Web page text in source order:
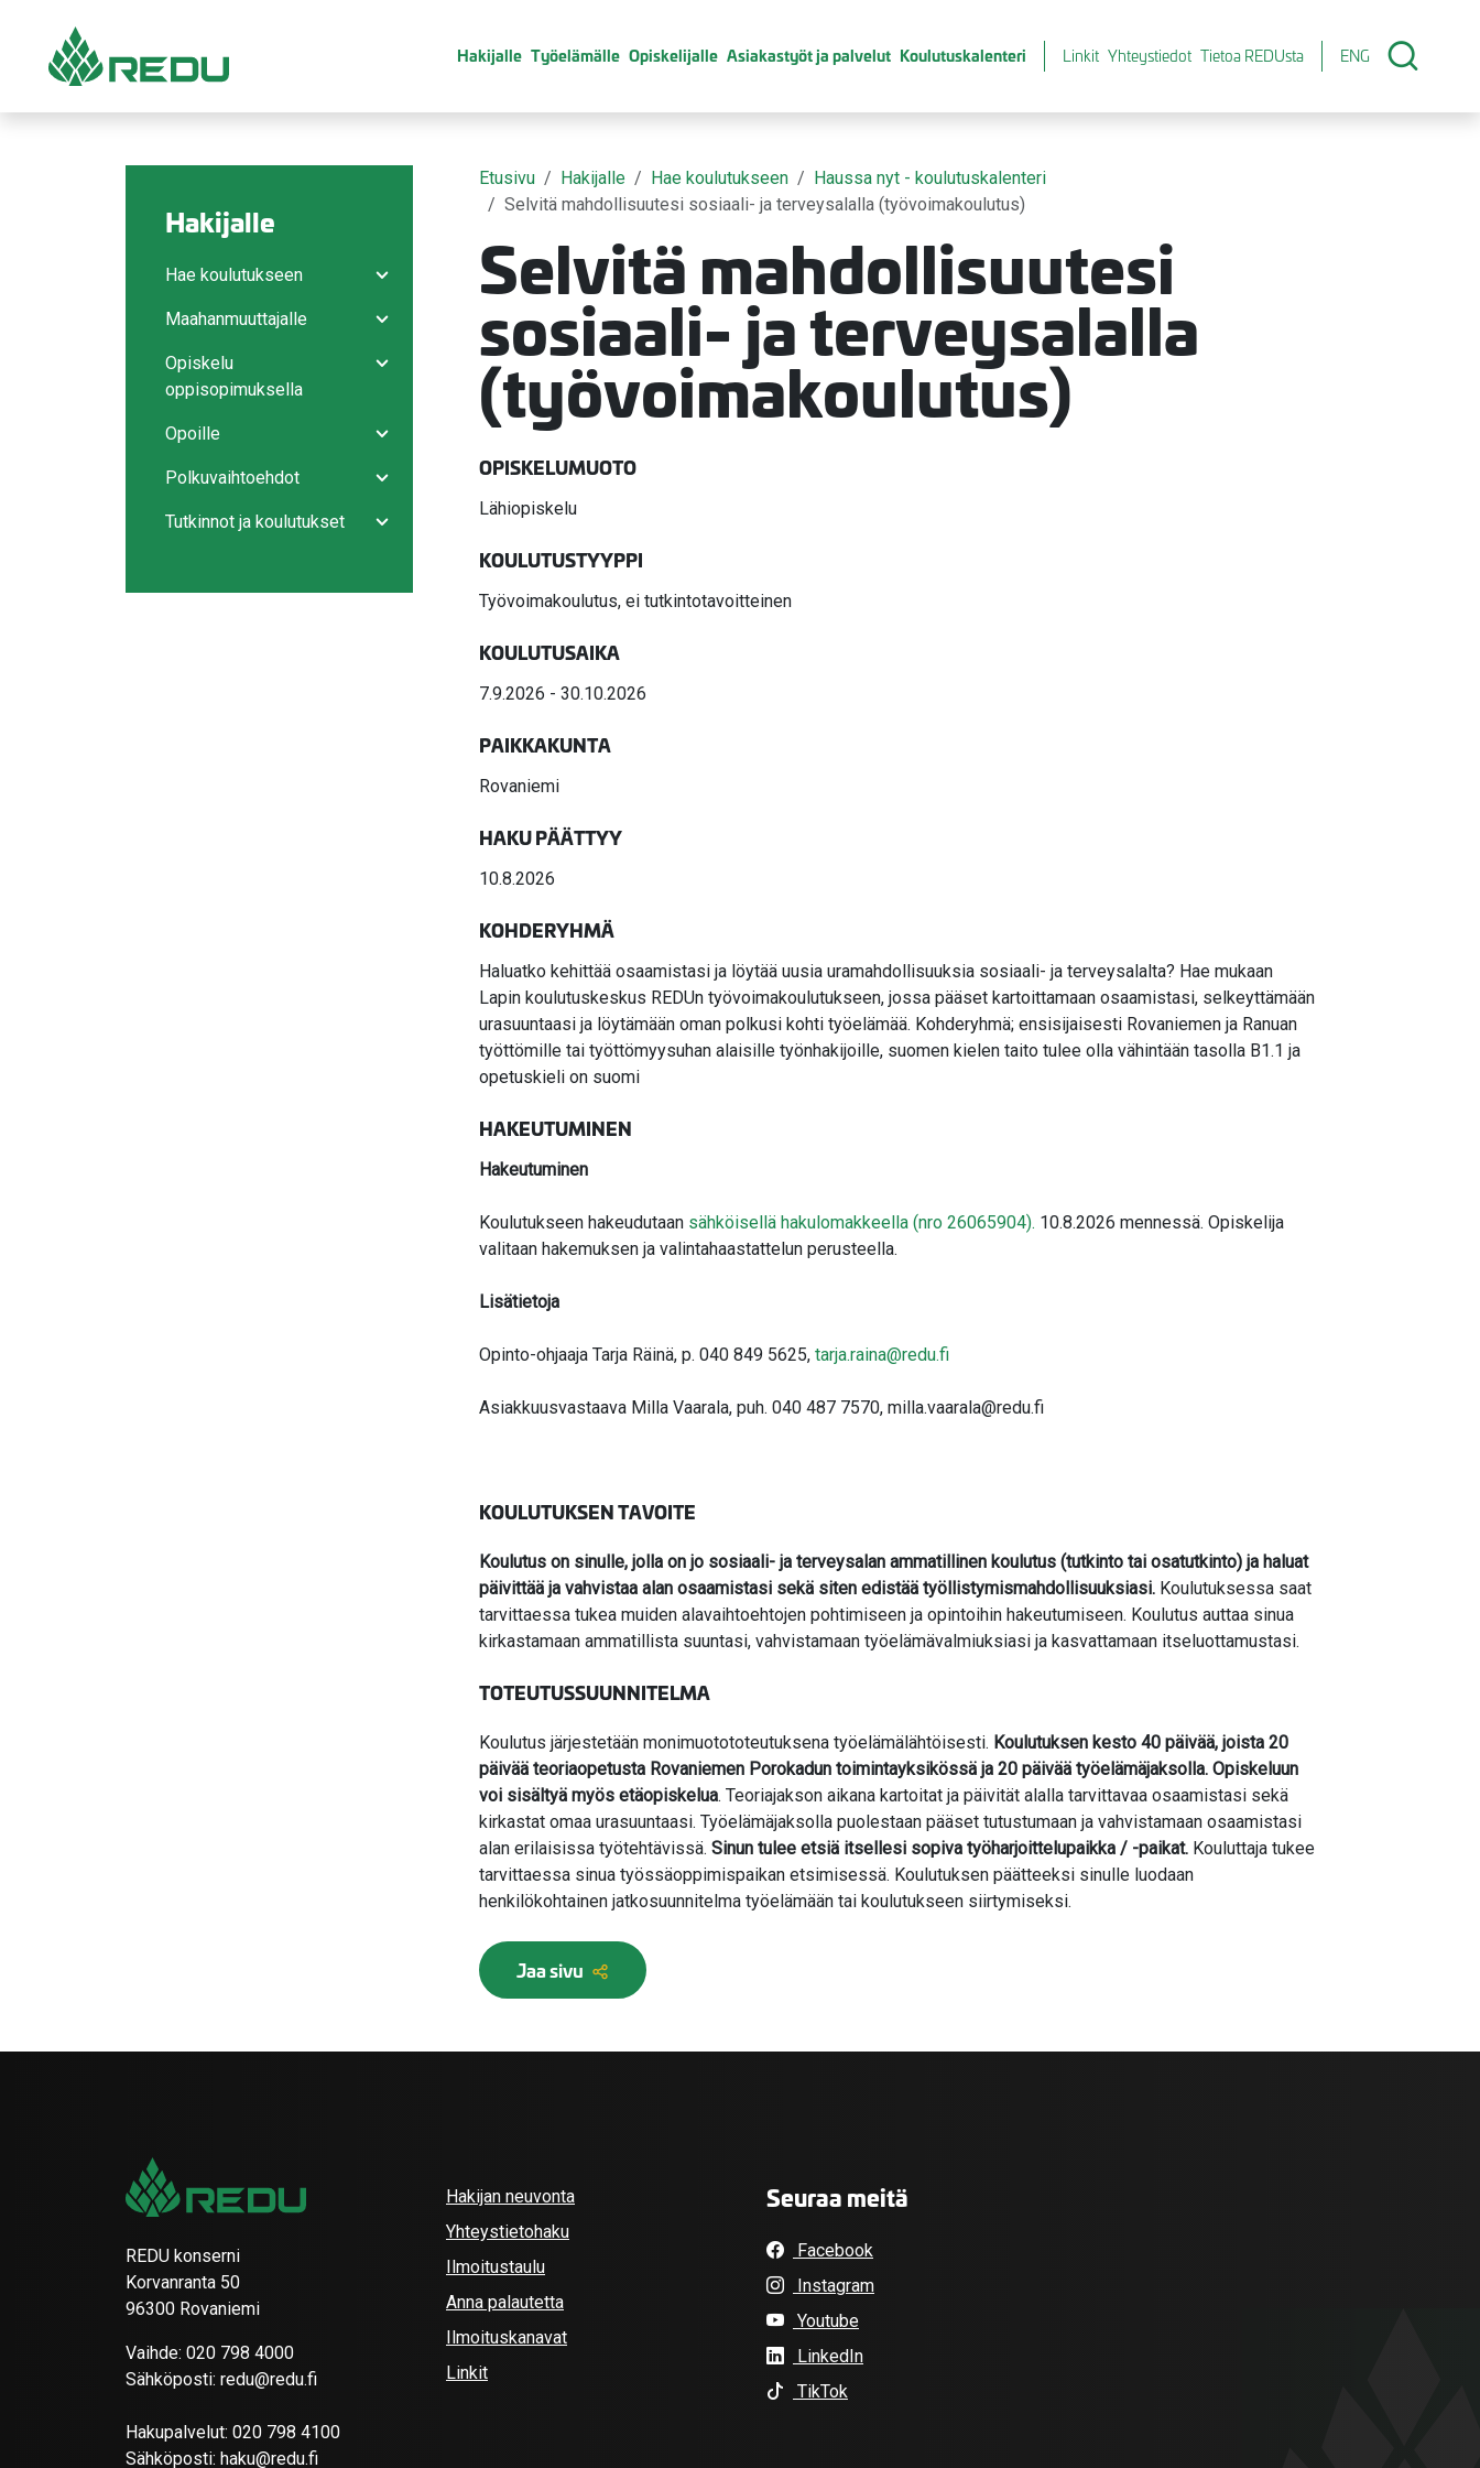
Hakijalle Työelämälle Opiskelijalle Asiakastyöt ja palvelut Koulutuskalenteri Linkit Yhteystiedot Tietoa REDUsta ENG
Hakijalle
Avaa/sulje alavalikko
Hae koulutukseen
Avaa/sulje alavalikko
Maahanmuuttajalle
Avaa/sulje alavalikko
Opiskelu
oppisopimuksella
Opoille
Polkuvaihtoehdot
Tutkinnot ja koulutukset
Etusivu Hakijalle Hae koulutukseen
Haussa nyt - koulutuskalenteri
Selvitä mahdollisuutesi sosiaali- ja terveysalalla (työvoimakoulutus)
Selvitä mahdollisuutesi
sosiaali- ja terveysalalla
(työvoimakoulutus)
OPISKELUMUOTO
Lähiopiskelu
KOULUTUSTYYPPI
Työvoimakoulutus, ei tutkintotavoitteinen
KOULUTUSAIKA
7.9.2026 - 30.10.2026
PAIKKAKUNTA
Rovaniemi
HAKU PÄÄTTYY
10.8.2026
KOHDERYHMÄ
Haluatko kehittää osaamistasi ja löytää uusia uramahdollisuuksia sosiaali- ja terveysalalta? Hae mukaan
Lapin koulutuskeskus REDUn työvoimakoulutukseen, jossa pääset kartoittamaan osaamistasi, selkeyttämään
urasuuntaasi ja löytämään oman polkusi kohti työelämää. Kohderyhmä; ensisijaisesti Rovaniemen ja Ranuan
työttömille tai työttömyysuhan alaisille työnhakijoille, suomen kielen taito tulee olla vähintään tasolla B1.1 ja
opetuskieli on suomi
HAKEUTUMINEN
Hakeutuminen
Koulutukseen hakeudutaan sähköisellä hakulomakkeella (nro 26065904). 10.8.2026 mennessä. Opiskelija
valitaan hakemuksen ja valintahaastattelun perusteella.
Lisätietoja
Opinto-ohjaaja Tarja Räinä, p. 040 849 5625, tarja.raina@redu.fi
Asiakkuusvastaava Milla Vaarala, puh. 040 487 7570, milla.vaarala@redu.fi
KOULUTUKSEN TAVOITE
Koulutus on sinulle, jolla on jo sosiaali- ja terveysalan ammatillinen koulutus (tutkinto tai osatutkinto) ja haluat
päivittää ja vahvistaa alan osaamistasi sekä siten edistää työllistymismahdollisuuksiasi. Koulutuksessa saat
tarvittaessa tukea muiden alavaihtoehtojen pohtimiseen ja opintoihin hakeutumiseen. Koulutus auttaa sinua
kirkastamaan ammatillista suuntasi, vahvistamaan työelämävalmiuksiasi ja kasvattamaan itseluottamustasi.
TOTEUTUSSUUNNITELMA
Koulutus järjestetään monimuotototeutuksena työelämälähtöisesti. Koulutuksen kesto 40 päivää, joista 20
päivää teoriaopetusta Rovaniemen Porokadun toimintayksikössä ja 20 päivää työelämäjaksolla. Opiskeluun
voi sisältyä myös etäopiskelua. Teoriajakson aikana kartoitat ja päivität alalla tarvittavaa osaamistasi sekä
kirkastat omaa urasuuntaasi. Työelämäjaksolla puolestaan pääset tutustumaan ja vahvistamaan osaamistasi
alan erilaisissa työtehtävissä. Sinun tulee etsiä itsellesi sopiva työharjoittelupaikka / -paikat. Kouluttaja tukee
tarvittaessa sinua työssäoppimispaikan etsimisessä. Koulutuksen päätteeksi sinulle luodaan
henkilökohtainen jatkosuunnitelma työelämään tai koulutukseen siirtymiseksi.
Jaa sivu
REDU konserni
Korvanranta 50
96300 Rovaniemi
Vaihde: 020 798 4000
Sähköposti: redu@redu.fi
Hakupalvelut: 020 798 4100
Sähköposti: haku@redu.fi
Hakijan neuvonta
Yhteystietohaku
Ilmoitustaulu
Anna palautetta
Ilmoituskanavat
Linkit
Seuraa meitä
Facebook
Instagram
Youtube
LinkedIn
TikTok